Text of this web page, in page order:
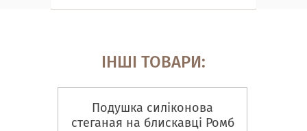
ІНШІ ТОВАРИ:
Подушка силіконова
стеганая на блискавці Ромб